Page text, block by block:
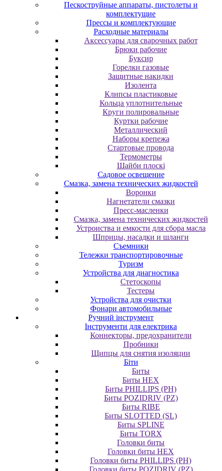
Пескоструйные аппараты, пистолеты и
комплектущие
Прессы и комплектующие
Расходные материалы
Аксессуары для сварочных работ
Брюки рабочие
Буксир
Горелки газовые
Защитные накидки
Изолента
Клипсы пластиковые
Кольца уплотнительные
Круги полировальные
Куртки рабочие
Металлический
Наборы крепежа
Стартовые провода
Термометры
Шайби плоскі
Садовое освещение
Смазка, замена технических жидкостей
Воронки
Нагнетатели смазки
Пресс-масленки
Смазка, замена технических жидкостей
Устроиства и емкости для сбора масла
Шприцы, насадки и шланги
Съемники
Тележки транспортировочные
Туризм
Устройства для диагностика
Стетоскопы
Тестеры
Устройства для очистки
Фонари автомобильные
Ручний інструмент
Інструменти для електрика
Коннекторы, предохранители
Пробники
Щипцы для снятия изоляции
Біти
Биты
Биты HEX
Биты PHILLIPS (PH)
Биты POZIDRIV (PZ)
Биты RIBE
Биты SLOTTED (SL)
Биты SPLINE
Биты TORX
Головки биты
Головки биты HEX
Головки биты PHILLIPS (PH)
Головки биты POZIDRIV (PZ)